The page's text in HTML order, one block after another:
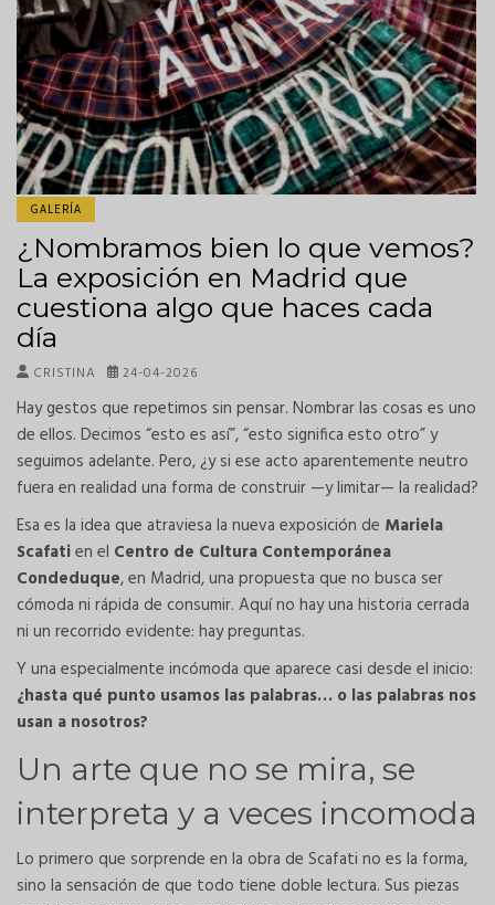
GALERÍA
¿Nombramos bien lo que vemos?
La exposición en Madrid que
cuestiona algo que haces cada
día
CRISTINA 24-04-2026
Hay gestos que repetimos sin pensar. Nombrar las cosas es uno
de ellos. Decimos “esto es así”, “esto significa esto otro” y
seguimos adelante. Pero, ¿y si ese acto aparentemente neutro
fuera en realidad una forma de construir —y limitar— la realidad?
Esa es la idea que atraviesa la nueva exposición de Mariela
Scafatien el Centro de Cultura Contemporánea
Condeduque, en Madrid, una propuesta que no busca ser
cómoda ni rápida de consumir. Aquí no hay una historia cerrada
ni un recorrido evidente: hay preguntas.
Y una especialmente incómoda que aparece casi desde el inicio:
¿hasta qué punto usamos las palabras… o las palabras nos
usan a nosotros?
Un arte que no se mira, se
interpreta y a veces incomoda
Lo primero que sorprende en la obra de Scafati no es la forma,
sino la sensación de que todo tiene doble lectura. Sus piezas